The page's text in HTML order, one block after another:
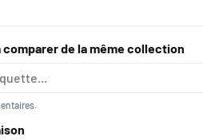
de la même collection